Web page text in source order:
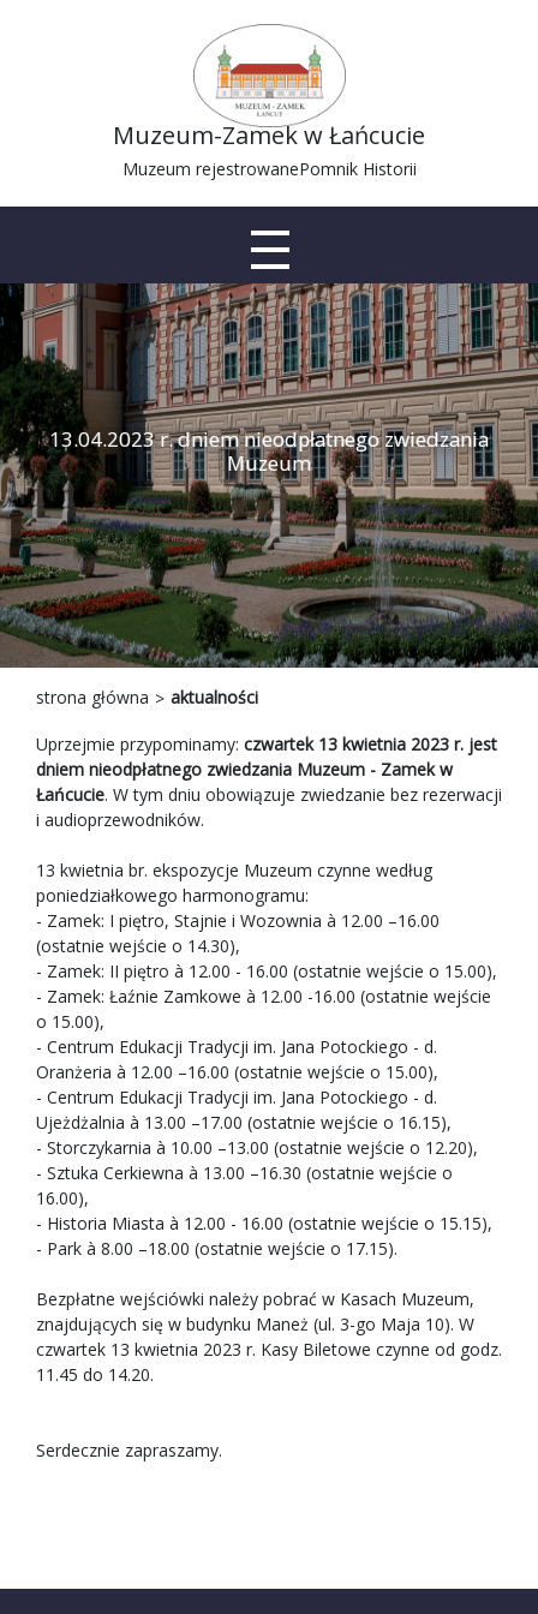
Muzeum-Zamek w Łańcucie
Muzeum rejestrowanePomnik Historii
13.04.2023 r. dniem nieodpłatnego zwiedzania
Muzeum
strona główna aktualności
Uprzejmie przypominamy: czwartek 13 kwietnia 2023 r. jest
dniem nieodpłatnego zwiedzania Muzeum - Zamek w
Łańcucie. W tym dniu obowiązuje zwiedzanie bez rezerwacji
i audioprzewodników.
13 kwietnia br. ekspozycje Muzeum czynne według
poniedziałkowego harmonogramu:
- Zamek: I piętro, Stajnie i Wozownia à 12.00 –16.00
(ostatnie wejście o 14.30),
- Zamek: II piętro à 12.00 - 16.00 (ostatnie wejście o 15.00),
- Zamek: Łaźnie Zamkowe à 12.00 -16.00 (ostatnie wejście
o 15.00),
- Centrum Edukacji Tradycji im. Jana Potockiego - d.
Oranżeria à 12.00 –16.00 (ostatnie wejście o 15.00),
- Centrum Edukacji Tradycji im. Jana Potockiego - d.
Ujeżdżalnia à 13.00 –17.00 (ostatnie wejście o 16.15),
- Storczykarnia à 10.00 –13.00 (ostatnie wejście o 12.20),
- Sztuka Cerkiewna à 13.00 –16.30 (ostatnie wejście o
16.00),
- Historia Miasta à 12.00 - 16.00 (ostatnie wejście o 15.15),
- Park à 8.00 –18.00 (ostatnie wejście o 17.15).
Bezpłatne wejściówki należy pobrać w Kasach Muzeum,
znajdujących się w budynku Maneż (ul. 3-go Maja 10). W
czwartek 13 kwietnia 2023 r. Kasy Biletowe czynne od godz.
11.45 do 14.20.
Serdecznie zapraszamy.